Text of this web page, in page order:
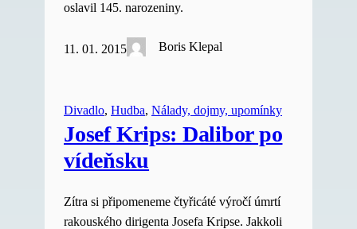
oslavil 145. narozeniny.
11. 01. 2015 Boris Klepal
Divadlo, Hudba, Nálady, dojmy, upomínky
Josef Krips: Dalibor po
vídeňsku
Zítra si připomeneme čtyřicáté výročí úmrtí
rakouského dirigenta Josefa Kripse. Jakkoli